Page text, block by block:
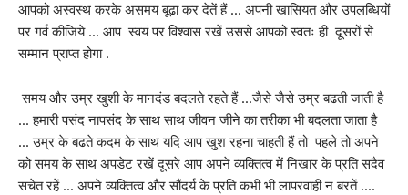
आपको अस्वस्थ करके असमय बूढा कर देतें हैं … अपनी खासियत और उपलब्धियों
पर गर्व कीजिये … आप स्वयं पर विश्वास रखें उससे आपको स्वतः ही दूसरों से
सम्मान प्राप्त होगा .
समय और उम्र खुशी के मानदंड बदलते रहते हैं …जैसे जैसे उम्र बढती जाती है
… हमारी पसंद नापसंद के साथ साथ जीवन जीने का तरीका भी बदलता जाता है
… उम्र के बढते कदम के साथ यदि आप खुश रहना चाहती हैं तो पहले तो अपने
को समय के साथ अपडेट रखें दूसरे आप अपने व्यक्तित्व में निखार के प्रति सदैव
सचेत रहें … अपने व्यक्तित्व और सौंदर्य के प्रति कभी भी लापरवाही न बरतें ….